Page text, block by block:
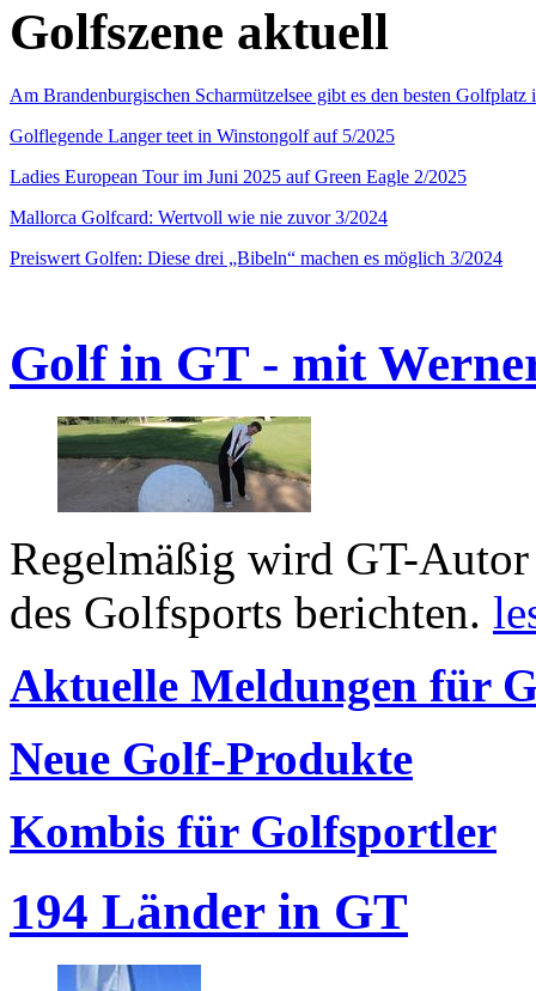
Golfszene aktuell
Am Brandenburgischen Scharmützelsee gibt es den besten
Golflegende Langer teet in Winstongolf auf 5/2025
Ladies European Tour im Juni 2025 auf Green Eagle 2/2025
Mallorca Golfcard: Wertvoll wie nie zuvor 3/2024
Preiswert Golfen: Diese drei „Bibeln“ machen es möglich 3/2024
Golf in GT - mit
Regelmäßig wird GT-
des Golfsports berichten.
Aktuelle Meldungen für
Neue Golf-Produkte
Kombis für Golfsportler
194 Länder in GT